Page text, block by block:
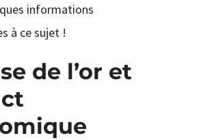
informations
à ce sujet !
de l’or et